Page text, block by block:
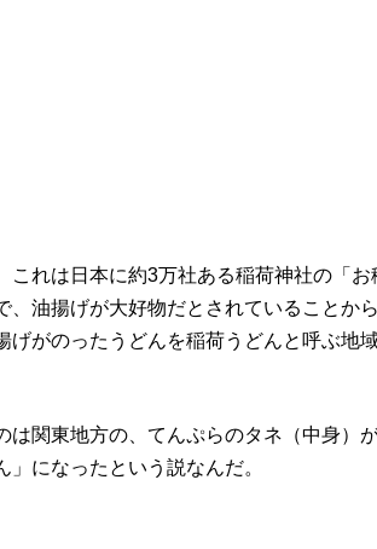
れは日本に約3万社ある稲荷神社の「お
油揚げが大好物だとされていることか
がのったうどんを稲荷うどんと呼ぶ地
関東地方の、てんぷらのタネ（中身）
になったという説なんだ。